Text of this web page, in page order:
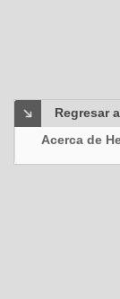
Regresar
Acerca de